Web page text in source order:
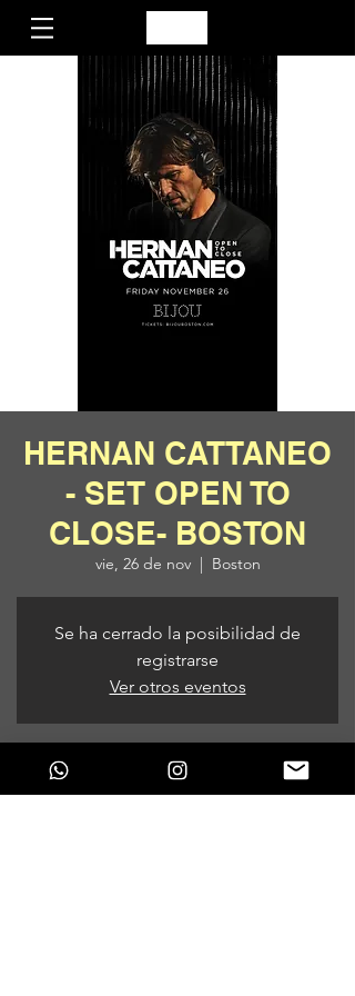
HERNAN CATTANEO
- SET OPEN TO
CLOSE- BOSTON
vie, 26 de nov
  |
Boston
Se ha cerrado la posibilidad de
registrarse
Ver otros eventos
Horario y ubicación